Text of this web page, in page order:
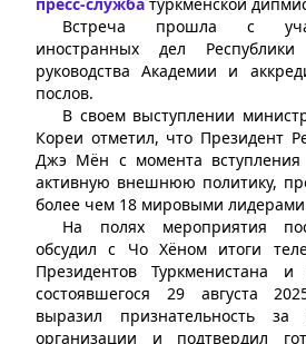
Встреча прошла с
иностранных дел
руководства Академии и
послов.
В своем выступлении
Кореи отметил, что Президент
Джэ Мён с момента вступления
активную внешнюю политику,
более чем 18 мировыми
На полях мероприятия
обсудил с Чо Хёном итоги
Президентов Туркменистана и
состоявшегося 29 августа
выразил признательность
организации и подтвердил